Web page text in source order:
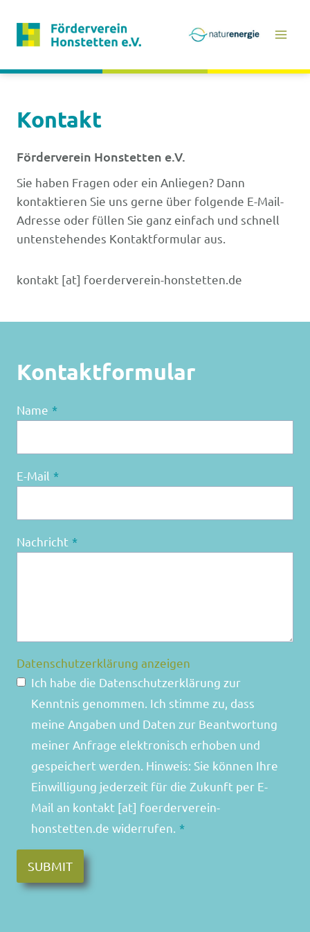
Inhalt
springen
Kontakt
Förderverein Honstetten e.V.
Sie haben Fragen oder ein Anliegen? Dann
kontaktieren Sie uns gerne über folgende E-Mail-
Adresse oder füllen Sie ganz einfach und schnell
untenstehendes Kontaktformular aus.
kontakt [at] foerderverein-honstetten.de
Kontaktformular
Name *
E-Mail *
Nachricht *
Datenschutzerklärung anzeigen
Ich habe die Datenschutzerklärung zur
Kenntnis genommen. Ich stimme zu, dass
meine Angaben und Daten zur Beantwortung
meiner Anfrage elektronisch erhoben und
gespeichert werden. Hinweis: Sie können Ihre
Einwilligung jederzeit für die Zukunft per E-
Mail an kontakt [at] foerderverein-
honstetten.de widerrufen. *
SUBMIT